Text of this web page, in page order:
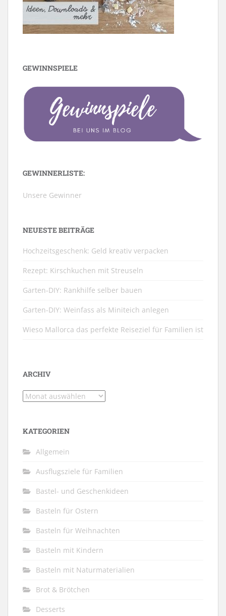
GEWINNSPIELE
GEWINNERLISTE:
Unsere Gewinner
NEUESTE BEITRÄGE
Hochzeitsgeschenk: Geld kreativ verpacken
Rezept: Kirschkuchen mit Streuseln
Garten-DIY: Rankhilfe selber bauen
Garten-DIY: Weinfass als Miniteich anlegen
Wieso Mallorca das perfekte Reiseziel für Familien ist
ARCHIV
Archiv
KATEGORIEN
Allgemein
Ausflugsziele für Familien
Bastel- und Geschenkideen
Basteln für Ostern
Basteln für Weihnachten
Basteln mit Kindern
Basteln mit Naturmaterialien
Brot & Brötchen
Desserts